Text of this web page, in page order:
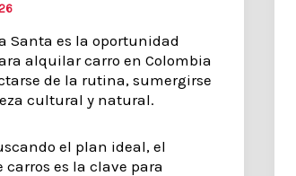
Santa es la oportunidad
alquilar carro en Colombia
de la rutina, sumergirse
cultural y natural.
el plan ideal, el
es la clave para